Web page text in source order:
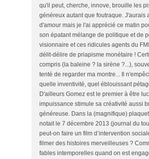
qu'il peut, cherche, innove, brouille les
généreux autant que foutraque. J'aurais
d'amour mais je l'ai apprécié ce matin
son épatant mélange de politique et de
visionnaire et ces ridicules agents du
délit-délire de priapisme monétaire !
compris (la baleine ? la sirène ?...),
tenté de regarder ma montre... Il
quelle inventivité, quel éblouissant
D'ailleurs Gomez est le premier à être
impuissance stimule sa créativité aussi
généreuse. Dans la (magnifique)
notait le 7 décembre 2013 (journal du
peut-on faire un film d’intervention
filmer des histoires merveilleuses ?
fables intemporelles quand on est